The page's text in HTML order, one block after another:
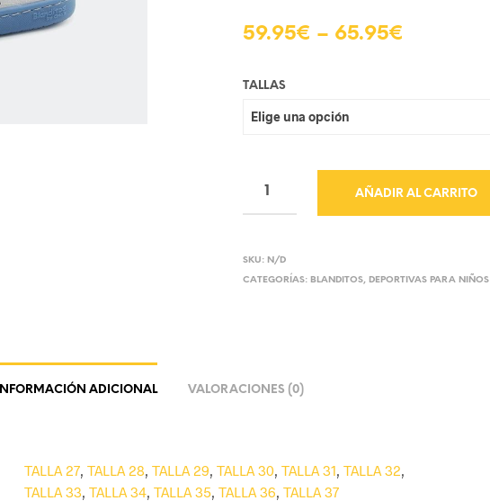
59.95€ – 65.95€
TALLAS
AÑADIR AL CARRITO
SKU: N/D
CATEGORÍAS: BLANDITOS, DEPORTIVAS PARA NIÑOS
INFORMACIÓN ADICIONAL VALORACIONES (0)
TALLA 27 TALLA 28 TALLA 29 TALLA 30 TALLA 31 TALLA 32
TALLA 33 TALLA 34 TALLA 35 TALLA 36 TALLA 37